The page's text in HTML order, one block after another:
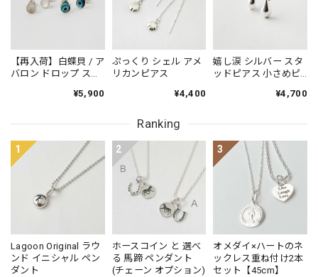
【再入荷】白蝶貝 / ア
バロン ドロップ スタ
アス プチピアス¥5,900
ぷっくり シェル アメ
リカンピアス
¥4,400
嬉し涙 シルバー スタ
ッドピアス 小さめピ
¥4,700
Ranking
1
Lagoon Original ラウ
ンド イニシャル ペン
ダント
2
ホースコイン と 選べ
る 馬蹄 ペンダント
(チェーン オプション)
3
オメダイ×ハートのネ
ックレス重ね付け2本
セット【45cm】